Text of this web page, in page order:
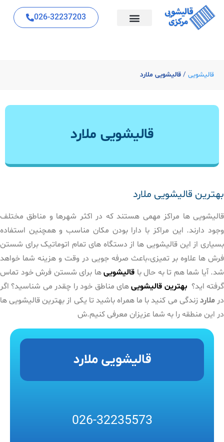
026-32237203
قالیشویی / قالیشویی ملارد
قالیشویی ملارد
بهترین قالیشویی ملارد
قالیشویی ها مراکز مهمی هستند که در اکثر شهرها و مناطق مختلف
وجود دارند. این مراکز با دارا بودن مکان مناسب و همچنین استفاده
بسیاری از این قالیشویی ها از دستگاه های تمام اتوماتیک برای شستن
فرش ها علاوه بر تمیزی،باعث صرفه جویی در وقت و هزینه شما خواهد
شد. آیا شما هم تا به حال با قالیشوییها برای شستن فرش خود تماس
گرفته اید؟بهترین قالیشوییهای مناطق خود را چقدر می شناسید؟ اگر
درملارد زندگی می کنید با ما همراه باشید تا یکی از بهترین قالیشویی ها
در این منطقه را به شما عزیزان معرفی کنیم.ش
قالیشویی ملارد
026-32235573